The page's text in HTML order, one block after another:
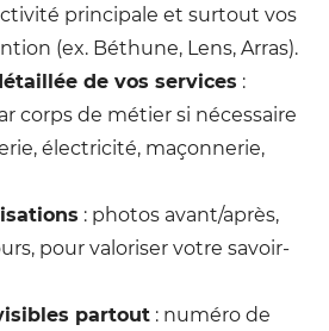
principale et surtout vos
(ex. Béthune, Lens, Arras).
de vos services :
corps de métier si nécessaire
électricité, maçonnerie,
: photos avant/après,
pour valoriser votre savoir-
partout : numéro de